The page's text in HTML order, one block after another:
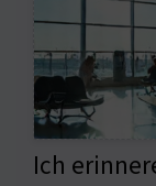
Ich